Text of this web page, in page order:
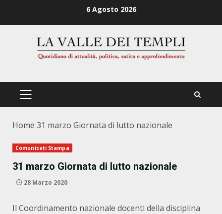
6 Agosto 2026
PRIMÄRES
Home 31 marzo Giornata di lutto nazionale
Comunicati Stampa
31 marzo Giornata di lutto nazionale
28 Marzo 2020
Il Coordinamento nazionale docenti della disciplina